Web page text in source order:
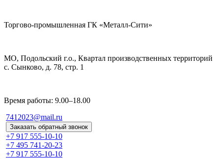
Торгово-промышленная ГК «Металл-Сити»
МО, Подольский г.о., Квартал производственных территорий
с. Сынково, д. 78, стр. 1
Время работы: 9.00–18.00
7412023@mail.ru
Заказать обратный звонок
+7 917 555-10-10
+7 495 741-20-23
+7 917 555-10-10